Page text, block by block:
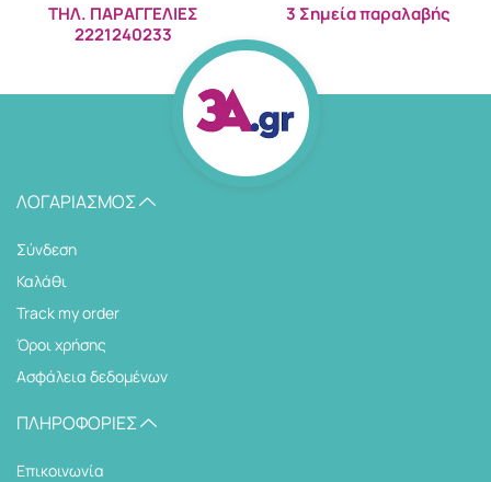
ΤΗΛ. ΠΑΡΑΓΓΕΛΙΕΣ
2221240233
3 Σημεία παραλαβής
ΛΟΓΑΡΙΑΣΜΌΣ
Σύνδεση
Καλάθι
Track my order
Όροι χρήσης
Ασφάλεια δεδομένων
ΠΛΗΡΟΦΟΡΊΕΣ
Επικοινωνία